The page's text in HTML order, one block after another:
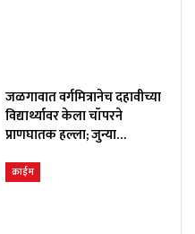
जळगावात वर्गमित्रानेच दहावीच्या
विद्यार्थ्यावर केला चॉपरने
प्राणघातक हल्ला; जुन्या…
क्राईम